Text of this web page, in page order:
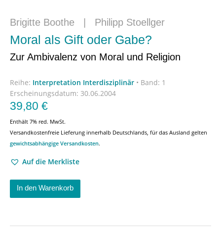
Brigitte Boothe | Philipp Stoellger
Moral als Gift oder Gabe?
Zur Ambivalenz von Moral und Religion
Reihe: Interpretation Interdisziplinär • Band: 1
Erscheinungsdatum: 30.06.2004
39,80 €
Enthält 7% red. MwSt.
Versandkostenfreie Lieferung innerhalb Deutschlands, für das Ausland gelten
gewichtsabhängige Versandkosten.
Auf die Merkliste
In den Warenkorb